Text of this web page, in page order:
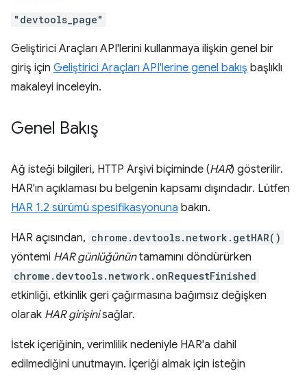
"devtools_page"
Geliştirici Araçları API'lerini kullanmaya ilişkin genel bir
giriş için Geliştirici Araçları API'lerine genel bakış başlıklı
makaleyi inceleyin.
Genel Bakış
Ağ isteği bilgileri, HTTP Arşivi biçiminde (HAR) gösterilir.
HAR'ın açıklaması bu belgenin kapsamı dışındadır. Lütfen
HAR 1.2 sürümü spesifikasyonuna bakın.
HAR açısından, chrome.devtools.network.getHAR()
yöntemi HAR günlüğününtamamını döndürürken
chrome.devtools.network.onRequestFinished
etkinliği, etkinlik geri çağırmasına bağımsız değişken
olarak HAR girişinisağlar.
İstek içeriğinin, verimlilik nedeniyle HAR'a dahil
edilmediğini unutmayın. İçeriği almak için isteğin